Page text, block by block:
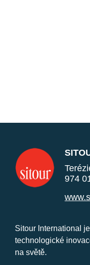
974
Sitour International
technologické
na světě.